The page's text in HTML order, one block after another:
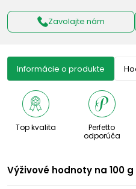
Zavolajte nám
Informácie o produkte
Top kvalita
Perfetto
odporúča
Výživové ​​hodnoty na 100 g